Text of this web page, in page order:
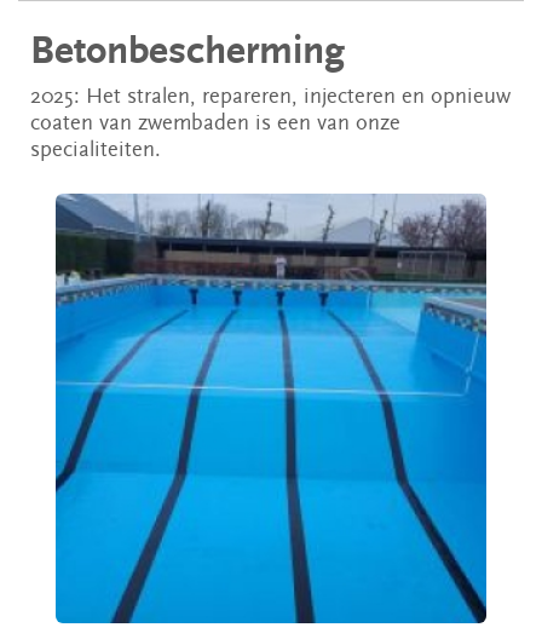
Betonbescherming
2025: Het stralen, repareren, injecteren en opnieuw
coaten van zwembaden is een van onze
specialiteiten.